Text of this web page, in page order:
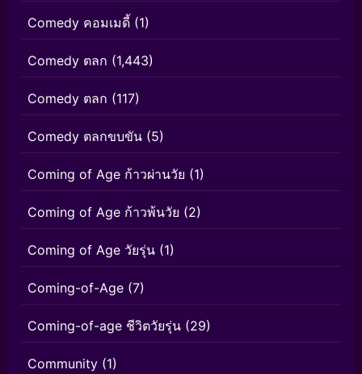
Comedy คอมเมดี้ (1)
Comedy ตลก (1,443)
Comedy ตลก (117)
Comedy ตลกขบขัน (5)
Coming of Age ก้าวผ่านวัย (1)
Coming of Age ก้าวพ้นวัย (2)
Coming of Age วัยรุ่น (1)
Coming-of-Age (7)
Coming-of-age ชีวิตวัยรุ่น (29)
Community (1)